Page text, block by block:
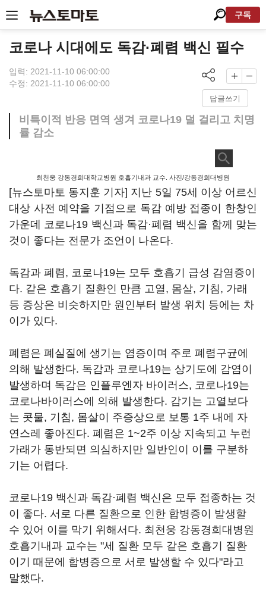
구독
코로나 시대에도 독감·폐렴 백신 필수
입력: 2021-11-10 06:00:00
수정: 2021-11-10 06:00:00
답글쓰기
비특이적 반응 면역 생겨 코로나19 덜 걸리고 치명
률 감소
최천웅 강동경희대학교병원 호흡기내과 교수. 사진/강동경희대병원
[뉴스토마토 동지훈 기자] 지난 5일 75세 이상 어르신
대상 사전 예약을 기점으로 독감 예방 접종이 한창인
가운데 코로나19 백신과 독감·폐렴 백신을 함께 맞는
것이 좋다는 전문가 조언이 나온다.
독감과 폐렴, 코로나19는 모두 호흡기 급성 감염증이
다. 같은 호흡기 질환인 만큼 고열, 몸살, 기침, 가래
등 증상은 비슷하지만 원인부터 발생 위치 등에는 차
이가 있다.
폐렴은 폐실질에 생기는 염증이며 주로 폐렴구균에
의해 발생한다. 독감과 코로나19는 상기도에 감염이
발생하며 독감은 인플루엔자 바이러스, 코로나19는
코로나바이러스에 의해 발생한다. 감기는 고열보다
는 콧물, 기침, 몸살이 주증상으로 보통 1주 내에 자
연스레 좋아진다. 폐렴은 1~2주 이상 지속되고 누런
가래가 동반되면 의심하지만 일반인이 이를 구분하
기는 어렵다.
코로나19 백신과 독감·폐렴 백신은 모두 접종하는 것
이 좋다. 서로 다른 질환으로 인한 합병증이 발생할
수 있어 이를 막기 위해서다. 최천웅 강동경희대병원
호흡기내과 교수는 "세 질환 모두 같은 호흡기 질환
이기 때문에 합병증으로 서로 발생할 수 있다"라고
말했다.